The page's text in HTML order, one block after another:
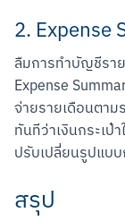
2. Expense
ลืมการทำบัญชีรา
Expense
จ่ายรายเดือนตาม
ทันทีว่าเงินกระเป๋
ปรับเปลี่ยนรูปแบบ
สรุป